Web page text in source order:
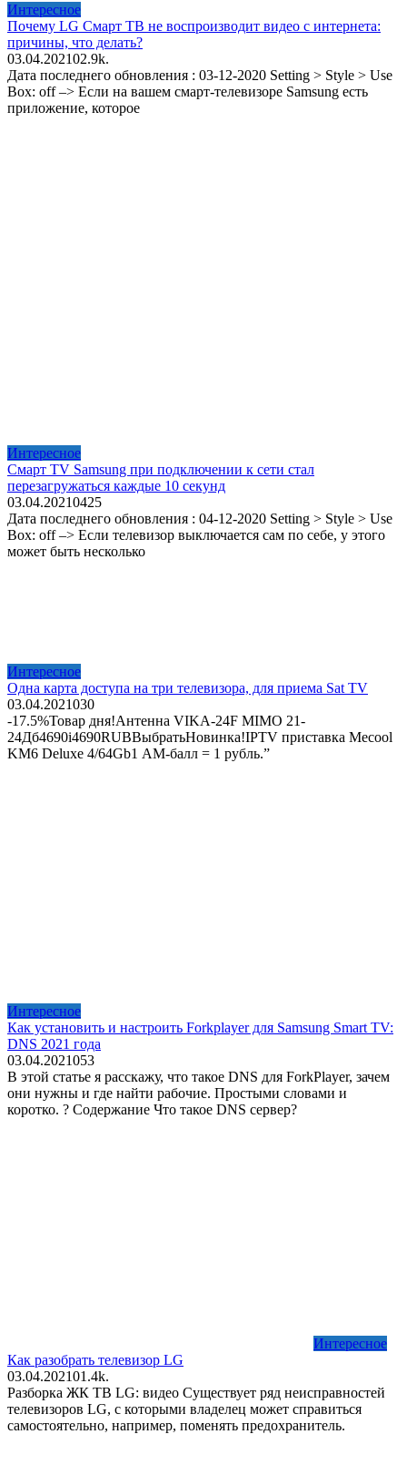
Интересное
Почему LG Смарт ТВ не воспроизводит видео с интернета:
причины, что делать?
03.04.202102.9k.
Дата последнего обновления : 03-12-2020 Setting > Style > Use
Box: off –> Если на вашем смарт-телевизоре Samsung есть
приложение, которое
Интересное
Смарт TV Samsung при подключении к сети стал
перезагружаться каждые 10 секунд
03.04.20210425
Дата последнего обновления : 04-12-2020 Setting > Style > Use
Box: off –> Если телевизор выключается сам по себе, у этого
может быть несколько
Интересное
Одна карта доступа на три телевизора, для приема Sat TV
03.04.2021030
-17.5%Товар дня!Антенна VIKA-24F MIMO 21-
24Дб4690i4690RUBВыбратьНовинка!IPTV приставка Mecool
KM6 Deluxe 4/64Gb1 АМ-балл = 1 рубль.”
Интересное
Как установить и настроить Forkplayer для Samsung Smart TV:
DNS 2021 года
03.04.2021053
В этой статье я расскажу, что такое DNS для ForkPlayer, зачем
они нужны и где найти рабочие. Простыми словами и
коротко. ? Содержание Что такое DNS сервер?
Интересное
Как разобрать телевизор LG
03.04.202101.4k.
Разборка ЖК ТВ LG: видео Существует ряд неисправностей
телевизоров LG, с которыми владелец может справиться
самостоятельно, например, поменять предохранитель.